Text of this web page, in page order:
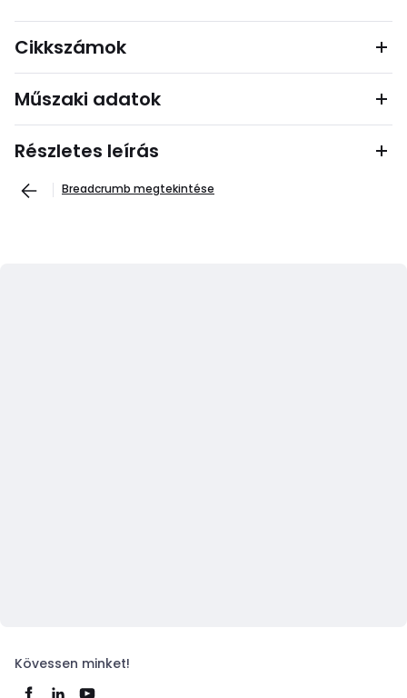
Cikkszámok
Műszaki adatok
Részletes leírás
Breadcrumb megtekintése
Kövessen minket!